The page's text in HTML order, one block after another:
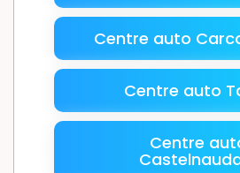
Centre auto
Centre auto
Centre